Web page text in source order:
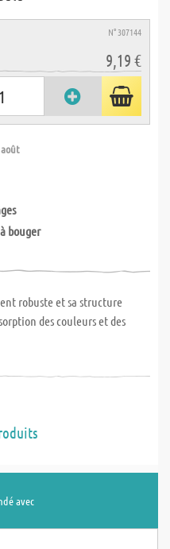
N° 307144
9,19 €
bouger
robuste et sa structure
des couleurs et des
avec